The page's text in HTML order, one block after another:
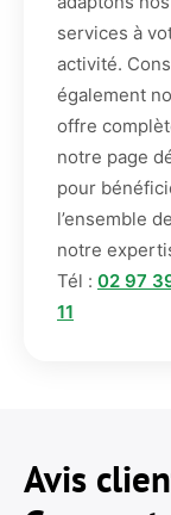
services à
activité.
également
offre
notre page
pour
l’ensemble de
notre
Tél : 02 97
11
Avis